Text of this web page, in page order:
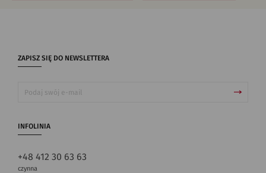
ZAPISZ SIĘ DO NEWSLETTERA
INFOLINIA
+48 412 30 63 63
czynna